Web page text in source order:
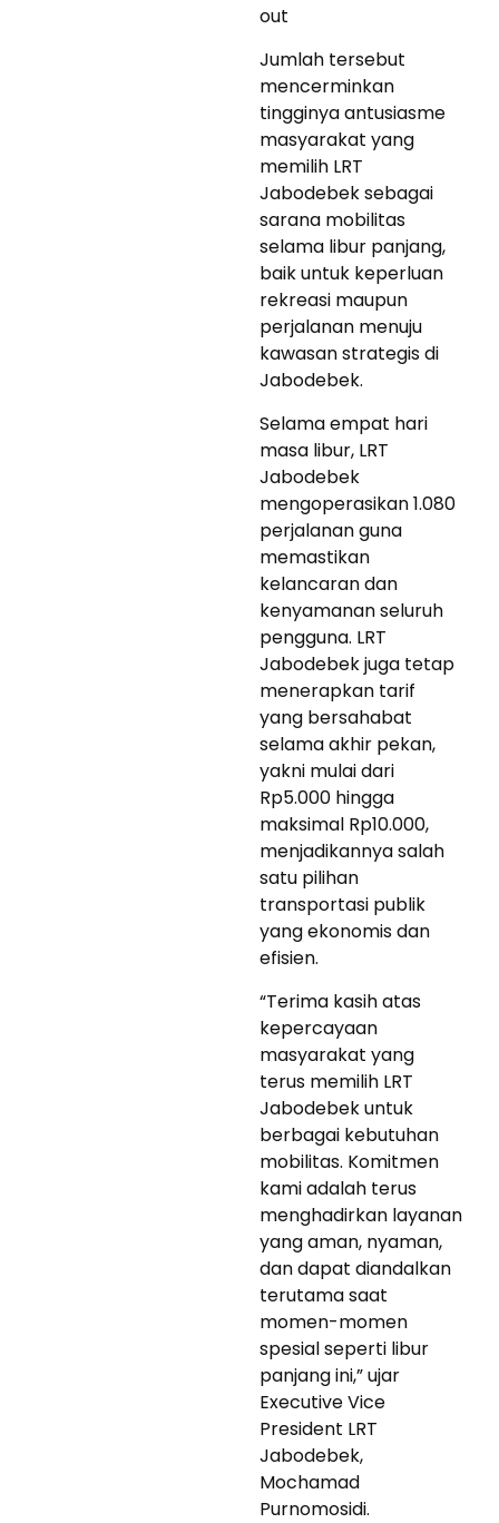
out
Jumlah tersebut
mencerminkan
tingginya antusiasme
masyarakat yang
memilih LRT
Jabodebek sebagai
sarana mobilitas
selama libur panjang,
baik untuk keperluan
rekreasi maupun
perjalanan menuju
kawasan strategis di
Jabodebek.
Selama empat hari
masa libur, LRT
Jabodebek
mengoperasikan 1.080
perjalanan guna
memastikan
kelancaran dan
kenyamanan seluruh
pengguna. LRT
Jabodebek juga tetap
menerapkan tarif
yang bersahabat
selama akhir pekan,
yakni mulai dari
Rp5.000 hingga
maksimal Rp10.000,
menjadikannya salah
satu pilihan
transportasi publik
yang ekonomis dan
efisien.
“Terima kasih atas
kepercayaan
masyarakat yang
terus memilih LRT
Jabodebek untuk
berbagai kebutuhan
mobilitas. Komitmen
kami adalah terus
menghadirkan layanan
yang aman, nyaman,
dan dapat diandalkan
terutama saat
momen-momen
spesial seperti libur
panjang ini,” ujar
Executive Vice
President LRT
Jabodebek,
Mochamad
Purnomosidi.